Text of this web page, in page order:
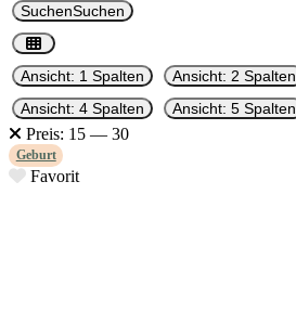
SuchenSuchen
Ansicht: 1 Spalten Ansicht: 2 Spalten
Ansicht: 4 Spalten
Ansicht: 5 Spalten
Preis: 15 — 30
Geburt
Favorit